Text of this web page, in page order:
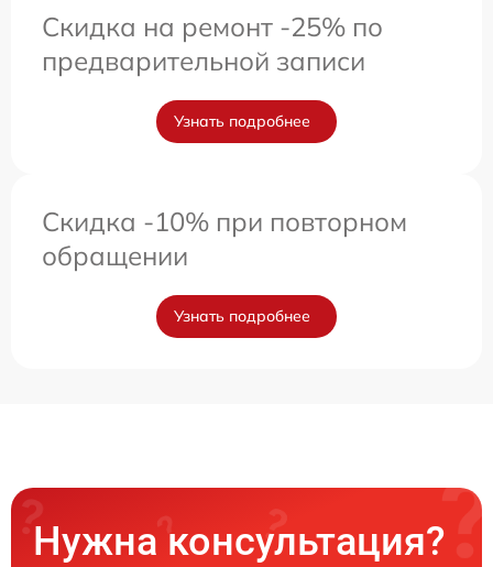
Скидка на ремонт -25% по
предварительной записи
Узнать подробнее
Скидка -10% при повторном
обращении
Узнать подробнее
Нужна консультация?